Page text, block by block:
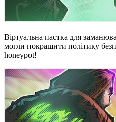
Віртуальна пастка для
могли покращити політику
honeypot!